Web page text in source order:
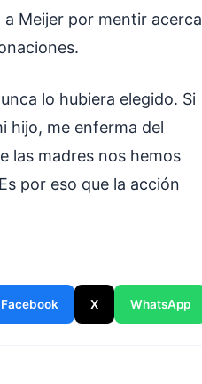
Meijer por mentir acerca
lo hubiera elegido. Si
hijo, me enferma del
las madres nos hemos
por eso que la acción
Facebook X WhatsApp